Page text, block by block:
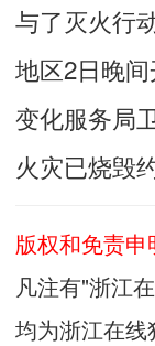
与了灭火行
地区2日晚
变化服务局
火灾已烧毁
版权和免责申
凡注有"浙江
均为浙江在